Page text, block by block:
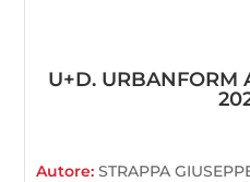
U+D. URBANFORM
Autore:STRAPPA